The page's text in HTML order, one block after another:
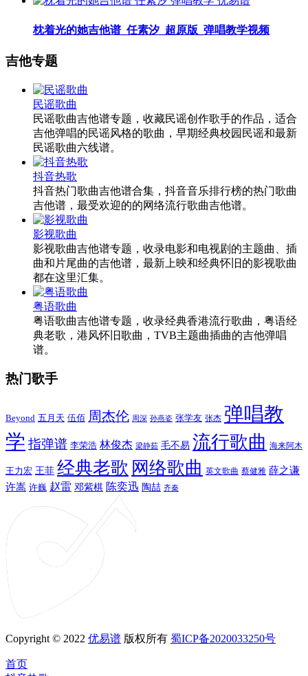
枕着光的她吉他谱_任素汐_超原版_弹唱教学视频
吉他专题
民谣歌曲
民谣歌曲吉他谱专题，收藏民谣创作歌手的作品，适合
吉他弹唱的民谣风格的歌曲，早期经典校园民谣和最新
民谣歌曲六线谱。
抖音热歌
抖音热门歌曲吉他谱合集，抖音音乐排行榜的热门歌曲
吉他谱，最受欢迎的的网络流行歌曲吉他谱。
影视歌曲
影视歌曲吉他谱专题，收录电影和电视剧的主题曲、插
曲和片尾曲的吉他谱，最新上映和经典怀旧的影视歌曲
都在这里汇集。
粤语歌曲
粤语歌曲吉他谱专题，收录经典香港流行歌曲，粤语经
典老歌，港风怀旧歌曲，TVB主题曲插曲的吉他弹唱
谱。
热门歌手
Beyond 五月天 伍佰 周杰伦 周深 孙燕姿 张学友 张杰 弹唱教
学 指弹谱 李荣浩 林俊杰 梁静茹 毛不易 流行歌曲 海来阿木
王力宏 王菲 经典老歌 网络歌曲 英文歌曲 蔡健雅 薛之谦
许嵩 许巍 赵雷 邓紫棋 陈奕迅 陶喆 齐秦
Copyright © 2022 优易谱 版权所有 蜀ICP备2020033250号
首页